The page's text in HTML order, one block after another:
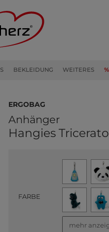
BEKLEIDUNG WEITERES
ergobag
Anhänger
Hangies
FARBE
mehr